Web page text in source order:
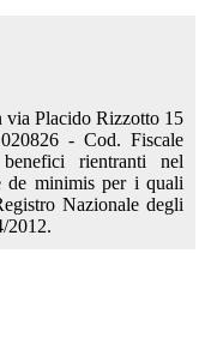
via Placido Rizzotto 15
- Cod. Fiscale
rientranti nel
de minimis per i quali
Nazionale degli
2012.